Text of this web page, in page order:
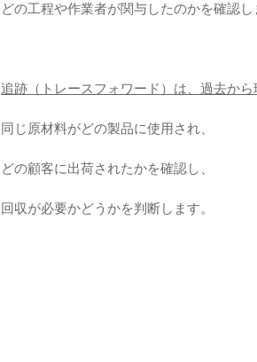
どの工程や作業者が関与したのかを確認し
追跡（トレースフォワード）は、過去から
同じ原材料がどの製品に使用され、
どの顧客に出荷されたかを確認し、
回収が必要かどうかを判断します。